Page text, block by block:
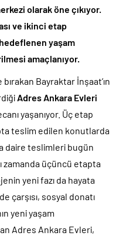
olarak öne çıkıyor.
ve ikinci etap
yaşam
amaçlanıyor.
Bayraktar İnşaat’ın
Adres Ankara Evleri
yaşanıyor. Üç etap
teslim edilen konutlarda
daire teslimleri bugün
zamanda üçüncü etapta
yeni fazı da hayata
çarşısı, sosyal donatı
yeni yaşam
Adres Ankara Evleri,